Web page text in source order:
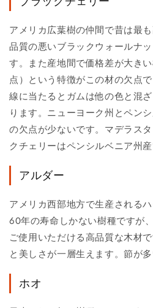
アメリカ広葉樹の仲間で昔は最
品質の悪いブラックウォールナ
す。また産地間で価格差が大き
点）という特徴がこの材の欠点
線に当たるとガムは他の色と混
ります。ニューヨーク州とペン
の欠点が少ないです。マデラス
クチェリーはペンシルベニア州産
アルダー
アメリカ西部地方で生産される
60年の寿命しかない樹種ですが
ご使用いただける高品質な木材
と美しさが一層生えます。節が
ホオ